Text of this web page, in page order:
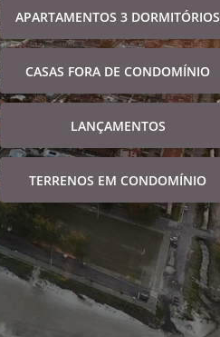
APARTAMENTOS 3 DORMITÓRIOS
CASAS FORA DE CONDOMÍNIO
LANÇAMENTOS
TERRENOS EM CONDOMÍNIO